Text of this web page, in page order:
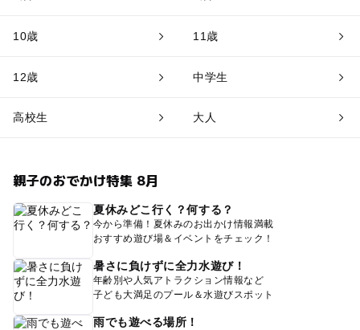
10歳 11歳
12歳 中学生
高校生 大人
親子のおでかけ特集 8月
夏休みどこ行く？何する？
今から準備！夏休みのお出かけ情報満載
おすすめ遊び場＆イベントをチェック！
暑さに負けずに全力水遊び！
年齢別や人気アトラクション情報など
子ども大満足のプール＆水遊びスポット
雨でも遊べる場所！